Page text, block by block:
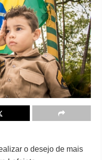
o desejo de mais